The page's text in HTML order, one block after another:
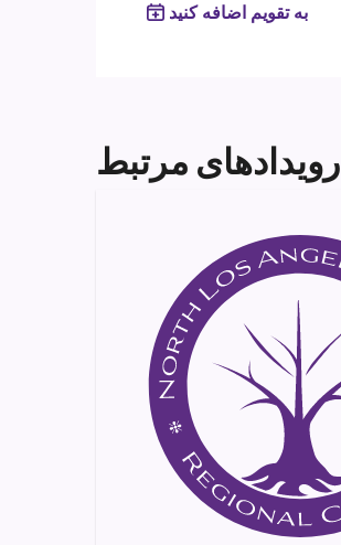
به تقویم اضافه کنید
رویدادهای مرتبط